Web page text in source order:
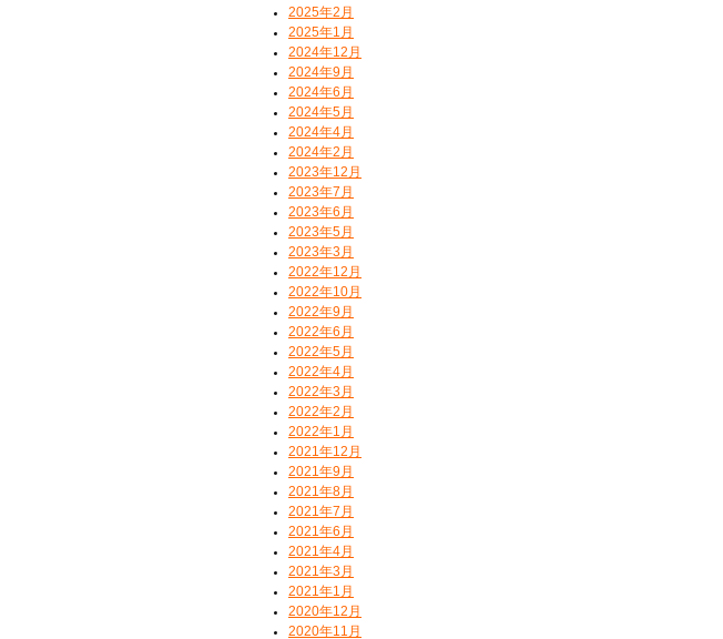
2025年2月
2025年1月
2024年12月
2024年9月
2024年6月
2024年5月
2024年4月
2024年2月
2023年12月
2023年7月
2023年6月
2023年5月
2023年3月
2022年12月
2022年10月
2022年9月
2022年6月
2022年5月
2022年4月
2022年3月
2022年2月
2022年1月
2021年12月
2021年9月
2021年8月
2021年7月
2021年6月
2021年4月
2021年3月
2021年1月
2020年12月
2020年11月